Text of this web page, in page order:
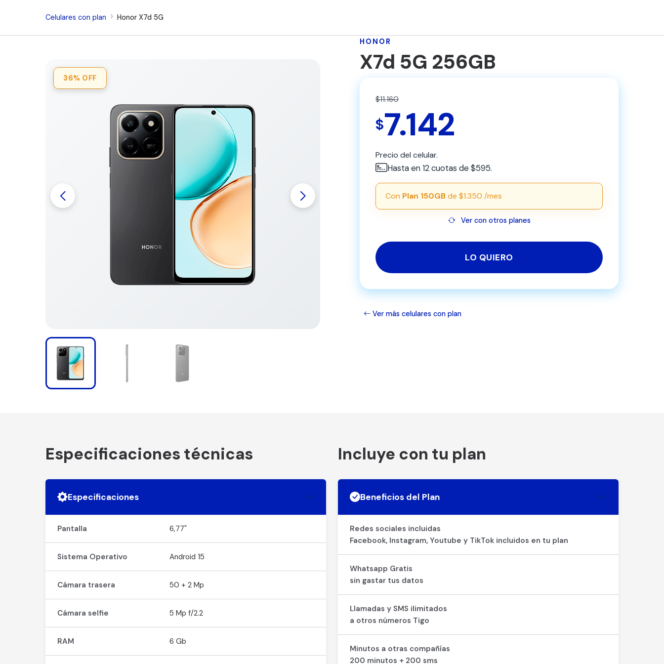
Celulares con plan Honor X7d 5G
36% OFF
HONOR
X7d 5G 256GB
$11.160
$7.142
Precio del celular.
Hasta en 12 cuotas de $595.
Con Plan 150GBde $1.350 /mes
Ver con otros planes
LO QUIERO
Ver más celulares con plan
Especificaciones técnicas
Especificaciones
Pantalla 6,77"
Sistema Operativo Android 15
Cámara trasera 50 + 2 Mp
Cámara selfie 5 Mp f/2.2
RAM 6 Gb
Incluye con tu plan
Beneficios del Plan
Redes sociales incluidas
Facebook, Instagram, Youtube y TikTok incluidos en tu plan
Whatsapp Gratis
sin gastar tus datos
Llamadas y SMS ilimitados
a otros números Tigo
Minutos a otras compañías
200 minutos + 200 sms